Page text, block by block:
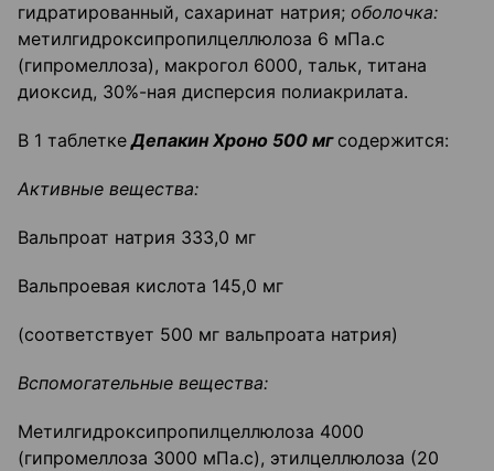
гидратированный, сахаринат натрия; оболочка:
метилгидроксипропилцеллюлоза 6 мПа.с
(гипромеллоза), макрогол 6000, тальк, титана
диоксид, 30%-ная дисперсия полиакрилата.
В 1 таблеткеДепакин Хроно 500 мг содержится:
Активные вещества:
Вальпроат натрия 333,0 мг
Вальпроевая кислота 145,0 мг
(соответствует 500 мг вальпроата натрия)
Вспомогательные вещества:
Метилгидроксипропилцеллюлоза 4000
(гипромеллоза 3000 мПа.с), этилцеллюлоза (20